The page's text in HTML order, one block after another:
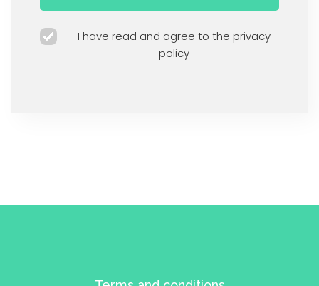
I have read and agree to the privacy
policy